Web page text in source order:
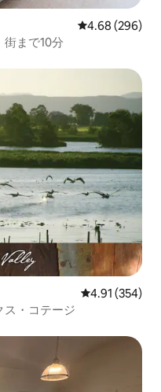
レビュー296
4.68 (296)
まで10分
レビュー354
4.91 (354)
ス・コテージ